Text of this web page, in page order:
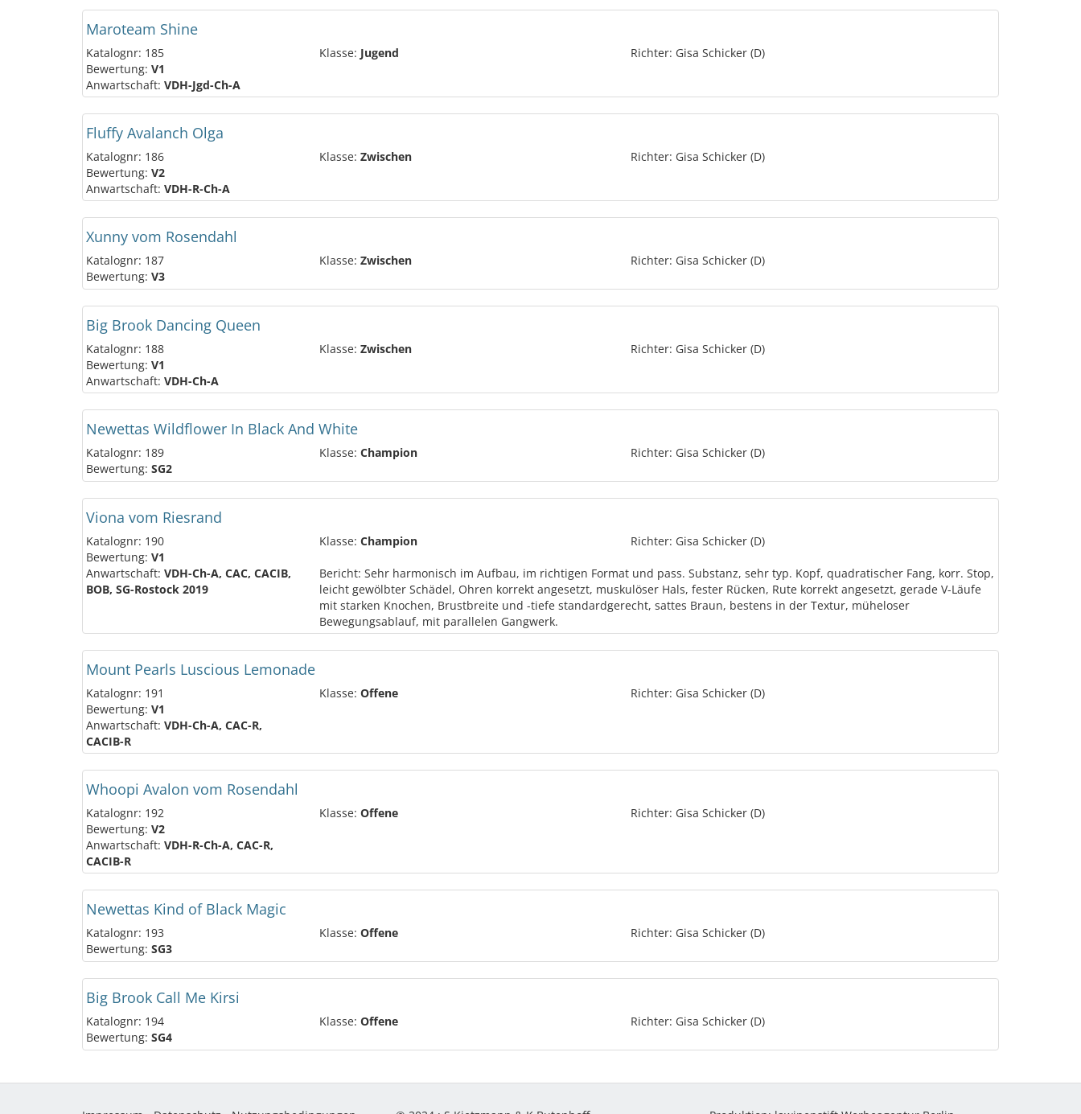
Maroteam Shine
Katalognr: 185
Bewertung: V1
Klasse: Jugend Richter: Gisa Schicker (D)
Anwartschaft: VDH-Jgd-Ch-A
Fluffy Avalanch Olga
Katalognr: 186
Bewertung: V2
Klasse: Zwischen Richter: Gisa Schicker (D)
Anwartschaft: VDH-R-Ch-A
Xunny vom Rosendahl
Katalognr: 187
Bewertung: V3
Klasse: Zwischen Richter: Gisa Schicker (D)
Big Brook Dancing Queen
Katalognr: 188
Bewertung: V1
Klasse: Zwischen Richter: Gisa Schicker (D)
Anwartschaft: VDH-Ch-A
Newettas Wildflower In Black And White
Katalognr: 189
Bewertung: SG2
Klasse: Champion Richter: Gisa Schicker (D)
Viona vom Riesrand
Katalognr: 190
Bewertung: V1
Klasse: Champion Richter: Gisa Schicker (D)
Anwartschaft: VDH-Ch-A, CAC, CACIB,
BOB, SG-Rostock 2019
Bericht: Sehr harmonisch im Aufbau, im richtigen Format und pass. Substanz, sehr typ. Kopf, quadratischer Fang, korr. Stop,
leicht gewölbter Schädel, Ohren korrekt angesetzt, muskulöser Hals, fester Rücken, Rute korrekt angesetzt, gerade V-Läufe
mit starken Knochen, Brustbreite und -tiefe standardgerecht, sattes Braun, bestens in der Textur, müheloser
Bewegungsablauf, mit parallelen Gangwerk.
Mount Pearls Luscious Lemonade
Katalognr: 191
Bewertung: V1
Klasse: Offene Richter: Gisa Schicker (D)
Anwartschaft: VDH-Ch-A, CAC-R,
CACIB-R
Whoopi Avalon vom Rosendahl
Katalognr: 192
Bewertung: V2
Klasse: Offene Richter: Gisa Schicker (D)
Anwartschaft: VDH-R-Ch-A, CAC-R,
CACIB-R
Newettas Kind of Black Magic
Katalognr: 193
Bewertung: SG3
Klasse: Offene Richter: Gisa Schicker (D)
Big Brook Call Me Kirsi
Katalognr: 194
Bewertung: SG4
Klasse: Offene Richter: Gisa Schicker (D)